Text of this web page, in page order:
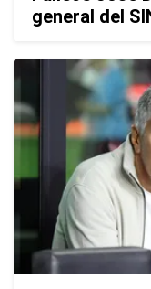
general del